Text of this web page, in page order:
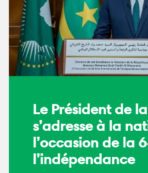
Le Président de
s’adresse à la
l’occasion de la
l’indépendance